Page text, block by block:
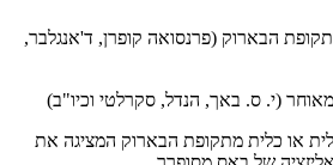
הבארוק (פרנסואה קופרן, ד'אנגלבר,
(י. ס. באך, הנדל, סקרלטי וכיו"ב)
או כלית מתקופת הבארוק המציגה את